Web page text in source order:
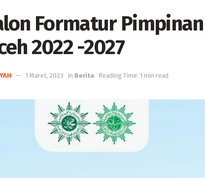
Formatur
2022 -2027
1 Maret, 2023 in Berita Reading Time: 1 min read